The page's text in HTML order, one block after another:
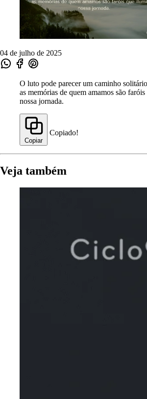
04 de julho de 2025
O luto pode parecer um caminho
as memórias de quem amamos são
nossa jornada.
Copiar
Copiado!
Veja também